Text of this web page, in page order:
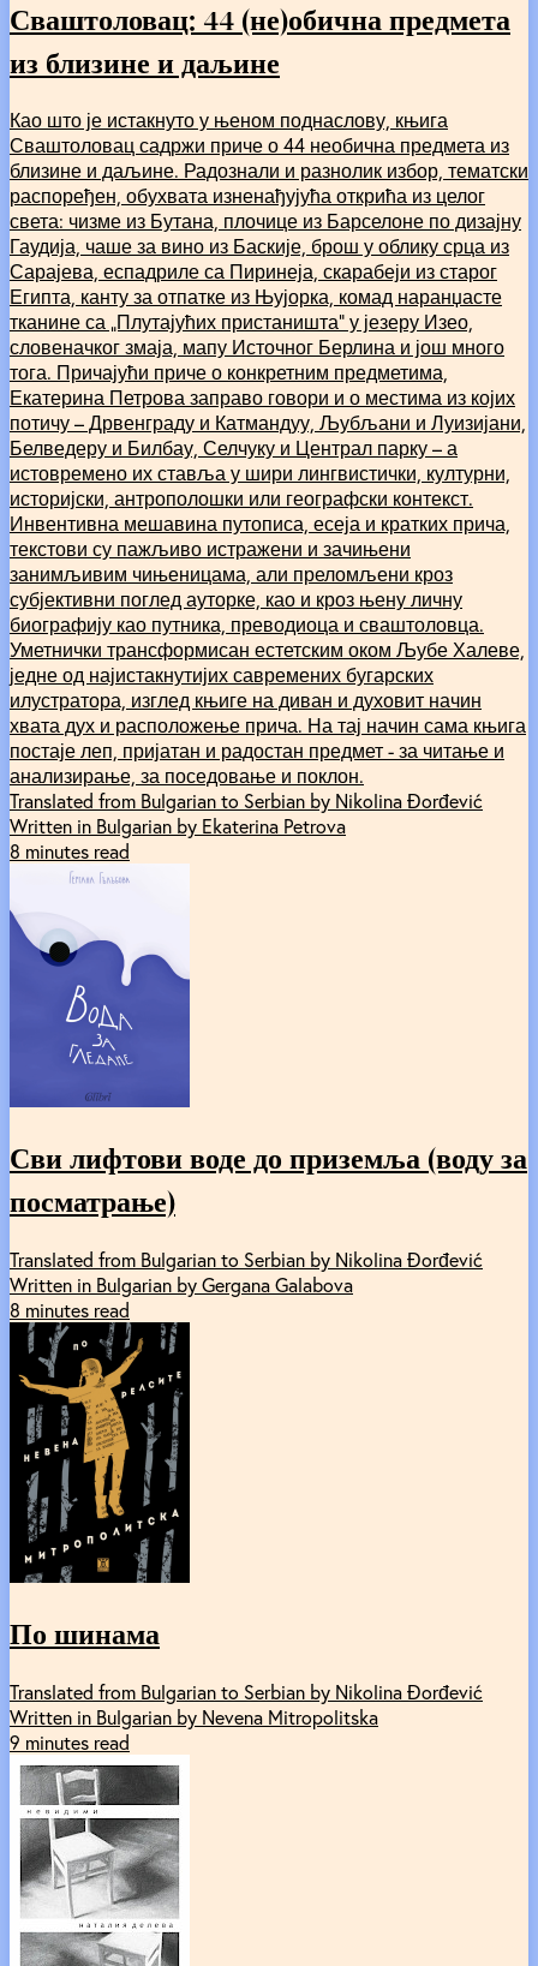
Сваштоловац: 44 (не)обична предмета
из близине и даљине
Као што је истакнуто у њеном поднаслову, књига
Сваштоловац садржи приче о 44 необична предмета из
близине и даљине. Радознали и разнолик избор, тематски
распоређен, обухвата изненађујућа открића из целог
света: чизме из Бутана, плочице из Барселоне по дизајну
Гаудија, чаше за вино из Баскије, брош у облику срца из
Сарајева, еспадриле са Пиринеја, скарабеји из старог
Египта, канту за отпатке из Њујорка, комад наранџасте
тканине са „Плутајућих пристаништа“ у језеру Изео,
словеначког змаја, мапу Источног Берлина и још много
тога. Причајући приче о конкретним предметима,
Екатерина Петрова заправо говори и о местима из којих
потичу – Дрвенграду и Катмандуу, Љубљани и Луизијани,
Белведеру и Билбау, Селчуку и Централ парку – а
истовремено их ставља у шири лингвистички, културни,
историјски, антрополошки или географски контекст.
Инвентивна мешавина путописа, есеја и кратких прича,
текстови су пажљиво истражени и зачињени
занимљивим чињеницама, али преломљени кроз
субјективни поглед ауторке, као и кроз њену личну
биографију као путника, преводиоца и сваштоловца.
Уметнички трансформисан естетским оком Љубе Халеве,
једне од најистакнутијих савремених бугарских
илустратора, изглед књиге на диван и духовит начин
хвата дух и расположење прича. На тај начин сама књига
постаје леп, пријатан и радостан предмет - за читање и
анализирање, за поседовање и поклон.
Translated from Bulgarian to Serbian by Nikolina Đorđević
Written in Bulgarian by Ekaterina Petrova
8 minutes read
Сви лифтови воде до приземља (воду за
посматрање)
Translated from Bulgarian to Serbian by Nikolina Đorđević
Written in Bulgarian by Gergana Galabova
8 minutes read
По шинама
Translated from Bulgarian to Serbian by Nikolina Đorđević
Written in Bulgarian by Nevena Mitropolitska
9 minutes read